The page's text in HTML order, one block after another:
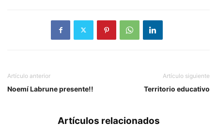
Artículo anterior
Noemí Labrune presente!!
Artículo siguiente
Territorio educativo
Artículos relacionados